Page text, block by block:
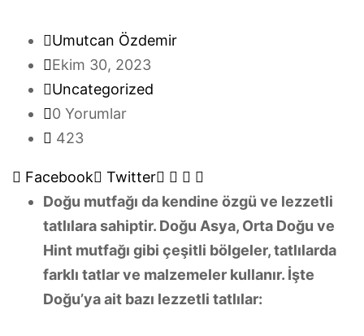
Umutcan Özdemir
Ekim 30, 2023
Uncategorized
0 Yorumlar
423
Facebook Twitter Google+
LinkedIn
Whatsapp
Doğu mutfağı da kendine özgü ve lezzetli
tatlılara sahiptir. Doğu Asya, Orta Doğu ve
Hint mutfağı gibi çeşitli bölgeler, tatlılarda
farklı tatlar ve malzemeler kullanır. İşte
Doğu’ya ait bazı lezzetli tatlılar: